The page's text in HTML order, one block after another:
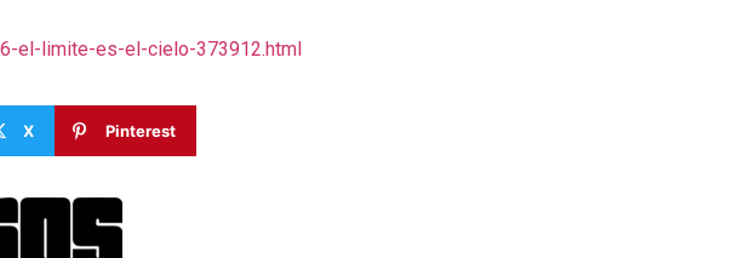
el-limite-es-el-cielo-373912.html
X Pinterest